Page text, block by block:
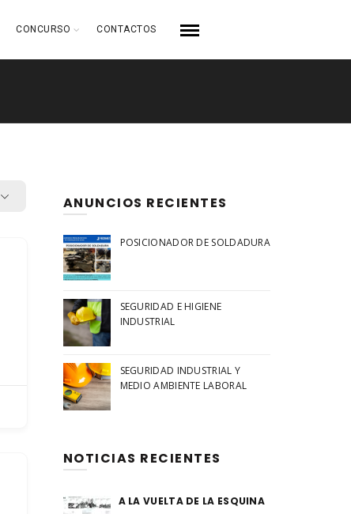
CONCURSO CONTACTOS
ANUNCIOS RECIENTES
POSICIONADOR DE SOLDADURA
SEGURIDAD E HIGIENE
INDUSTRIAL
SEGURIDAD INDUSTRIAL Y
MEDIO AMBIENTE LABORAL
NOTICIAS RECIENTES
A LA VUELTA DE LA ESQUINA